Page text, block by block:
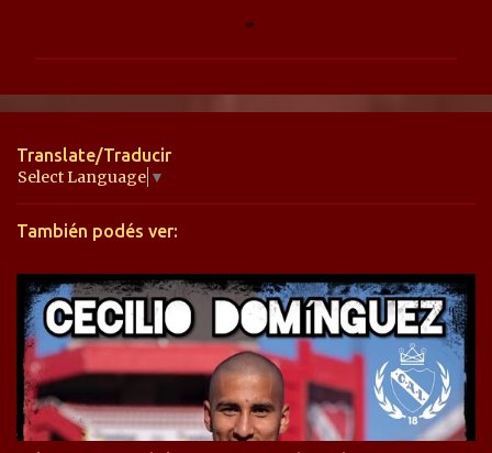
n
a
r
i
s
Translate/Traducir
Select Language ▼
También podés ver: